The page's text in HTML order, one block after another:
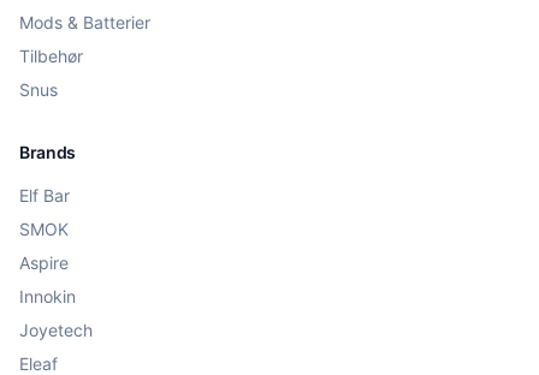
Mods & Batterier
Tilbehør
Snus
Brands
Elf Bar
SMOK
Aspire
Innokin
Joyetech
Eleaf